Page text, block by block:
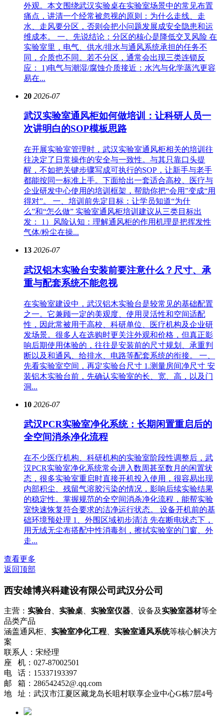
外观。本文围绕武汉实验桌在实验室场景中的常见布置
痛点，讲清一个经常被忽视的原则：为什么走线、走
水、走风要分区，否则会把小问题发展成安全隐患和运
维成本。 一、先说结论：分区的核心是降低交叉风险 在
实验室里，电气、供水/排水与通风系统承担的任务不
同，介质也不同。若不分区，通常会出现三类连锁反
应： 1)电气与潮湿/腐蚀介质接近：水汽与化学蒸汽更容
易在...
20 2026-07
武汉实验室通风柜如何做培训：让科研人员一
次讲明白的SOP模板思路
在开展实验室管理时，武汉实验室通风柜相关的培训往
往决定了日常操作的安全与一致性。与其只靠口头提
醒，不如把关键步骤写成可执行的SOP，让新手与老手
都能按同一标准上手。下面给出一套适合高校、医疗与
企业研发中心使用的培训框架，帮助你把“会用”变成“用
得对”。 一、培训前先定目标：让学员知道“为什
么”和“怎么做” 实验室通风柜培训建议从三类目标出
发： 1）风险认知：理解通风柜的作用机理是把挥发性
气体/粉尘在操...
13 2026-07
武汉铝木实验台安装前要注意什么？尺寸、承
重与配套系统不能忽视
在实验室建设中，武汉铝木实验台是较常见的基础配置
之一。它兼顾一定的美观度、使用灵活性和空间适配
性，因此常被用于高校、科研单位、医疗机构及企业研
发场景。很多人在选购时更关注外观和价格，但真正影
响后期使用体验的，往往是安装前的尺寸规划、承重判
断以及和通风、给排水、电路等配套系统的衔接。 一、
先看实验室空间，再定实验台尺寸 1.测量房间净尺寸 安
装铝木实验台前，先确认实验室的长、宽、高，以及门
洞...
10 2026-07
武汉PCR实验室净化系统：长期闲置重启后的
全空间消杀净化流程
在不少医疗机构、科研机构的实验室阶段性调整后，武
汉PCR实验室净化系统常会进入数周甚至数月的闲置状
态，很多实验室重启时直接开机投入使用，很容易出现
内部积尘、残留气溶胶污染的情况，影响后续实验结果
的稳定性。掌握规范的全空间消杀净化流程，能帮实验
室快速恢复符合要求的洁净运行状态。 设备开机前的基
础环境预处理 1、外围区域初步清洁 先在断电状态下，
用无绒无尘布搭配中性消毒剂，擦拭实验室的门窗、外
走...
查看更多
返回顶部
西安雄博兴科建设有限公司武汉分公司
主营： 实验台 实验桌 实验室仪器 、设备及实验室器材等全
品类产品
涵盖通风柜、 实验室净化工程 实验室通风系统等核心解决方
案
联系人：宋经理
座 机：027-87002501
电 话：15337193397
邮 箱：286542452@.qq.com
地 址：武汉市江夏区藏龙岛长咀村联享企业中心G栋7层4号